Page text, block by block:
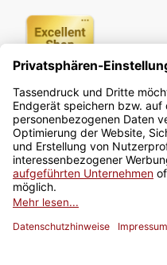
Newsletter